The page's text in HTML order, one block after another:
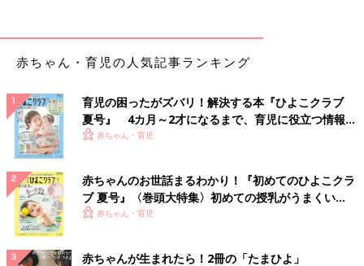
赤ちゃん・育児の人気記事ランキング
育児の困ったがズバリ！解決する本『ひよこクラブ
夏号』 4カ月～2才になるまで、育児に役立つ情報が
いっぱい！
赤ちゃん・育児
赤ちゃんのお世話まるわかり！『初めてのひよこクラ
ブ 夏号』〈巻頭大特集〉初めての授乳がうまくい
く！ おっぱい・ミルクの基本と夏のトラブル 解決テ
赤ちゃん・育児
赤ちゃんが生まれたら！2冊の「たまひよ」